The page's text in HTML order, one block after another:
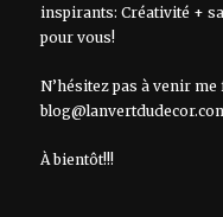
inspirants: Créativité +
pour vous!
N’hésitez pas à venir me
À bientôt!!!